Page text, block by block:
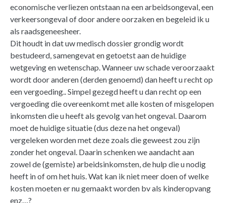
economische verliezen ontstaan na een arbeidsongeval, een
verkeersongeval of door andere oorzaken en begeleid ik u
als raadsgeneesheer.
Dit houdt in dat uw medisch dossier grondig wordt
bestudeerd, samengevat en getoetst aan de huidige
wetgeving en wetenschap. Wanneer uw schade veroorzaakt
wordt door anderen (derden genoemd) dan heeft u recht op
een vergoeding.. Simpel gezegd heeft u dan recht op een
vergoeding die overeenkomt met alle kosten of misgelopen
inkomsten die u heeft als gevolg van het ongeval. Daarom
moet de huidige situatie (dus deze na het ongeval)
vergeleken worden met deze zoals die geweest zou zijn
zonder het ongeval. Daarin schenken we aandacht aan
zowel de (gemiste) arbeidsinkomsten, de hulp die u nodig
heeft in of om het huis. Wat kan ik niet meer doen of welke
kosten moeten er nu gemaakt worden bv als kinderopvang
enz…?